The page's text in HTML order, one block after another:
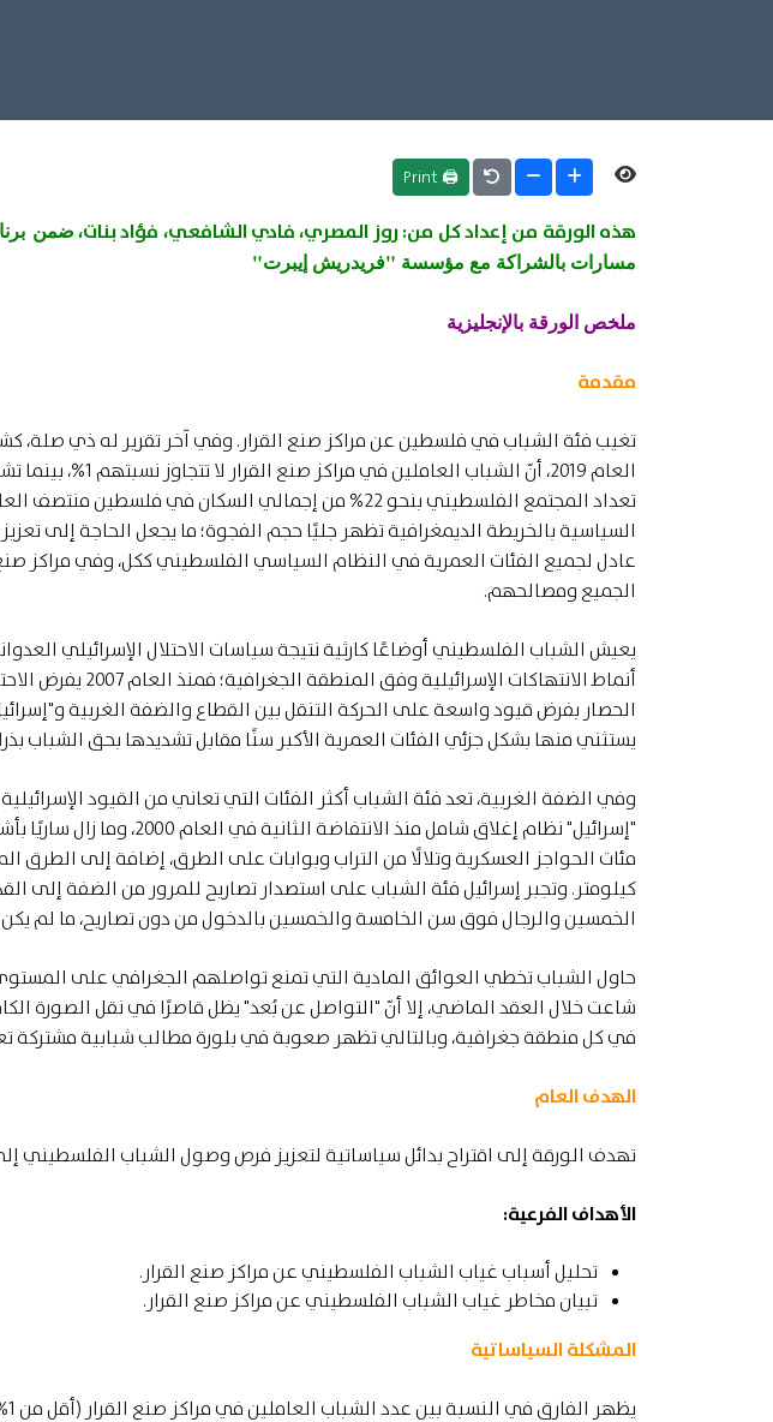
🖨 Print
هذه الورقة من إعداد كل من: روز المصري، فادي الشافعي، فؤاد بنات،ضمن
مسارات بالشراكة مع مؤسسة "فريدريش إيبرت"
ملخص الورقة بالإنجليزية
مقدمة
تغيب فئة الشباب في فلسطين عن مراكز صنع القرار. وفي آخر تقرير له ذي صلة،
السياسية بالخريطة الديمغرافية تظهر جليًا حجم الفجوة؛ ما يجعل الحاجة إلى
عادل لجميع الفئات العمرية في النظام السياسي الفلسطيني ككل، وفي مراكز
الجميع ومصالحهم.
يعيش الشباب الفلسطيني أوضاعًا كارثية نتيجة سياسات الاحتلال الإسرائيلي
أنماط الانتهاكات
الحصار بفرض قيود واسعة على الحركة التنقل بين القطاع والضفة الغربية
يستثني منها بشكل جزئي الفئات العمرية الأكبر سنًا مقابل تشديدها بحق الشباب
وفي الضفة الغربية، تعد فئة الشباب أكثر الفئات التي تعاني من القيود
"إسرائيل" نظام إغلاق شامل منذ
كيلومتر. وتجبر إسرائيل فئة الشباب على استصدار تصاريح للمرور من الضفة إلى
الخمسين والرجال فوق سن الخامسة والخمسين بالدخول من دون تصاريح، ما لم
حاول الشباب تخطي العوائق المادية التي تمنع تواصلهم الجغرافي على
شاعت خلال العقد الماضي، إلا أنّ "التواصل عن بُعد" يظل قاصرًا في نقل الصورة
في كل منطقة جغرافية، وبالتالي تظهر صعوبة في بلورة مطالب شبابية مشتركة
الهدف العام
تهدف الورقة إلى اقتراح بدائل سياساتية لتعزيز فرص وصول الشباب الفلسطيني
الأهداف الفرعية:
تحليل أسباب غياب الشباب الفلسطيني عن مراكز صنع القرار.
تبيان مخاطر غياب الشباب الفلسطيني عن مراكز صنع القرار.
المشكلة السياساتية